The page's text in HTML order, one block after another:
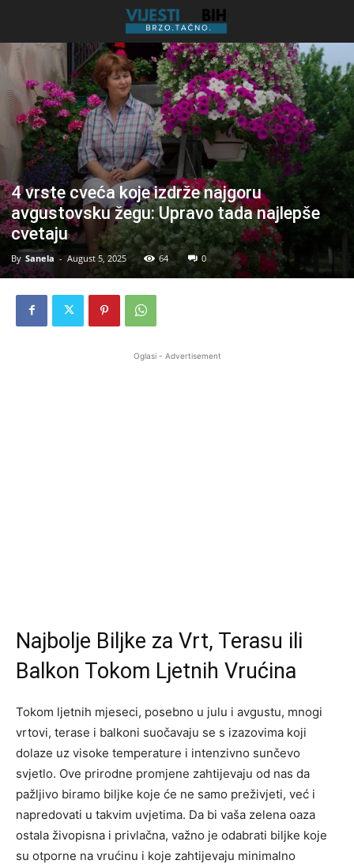
4 vrste cveća koje izdrže najgoru
avgustovsku žegu: Upravo tada najlepše
cvetaju
By Sanela - August 5, 2025 64 0
Oglasi - Advertisement
Najbolje Biljke za Vrt, Terasu ili
Balkon Tokom Ljetnih Vrućina
Tokom ljetnih mjeseci, posebno u julu i avgustu, mnogi
vrtovi, terase i balkoni suočavaju se s izazovima koji
dolaze uz visoke temperature i intenzivno sunčevo
svjetlo. Ove prirodne promjene zahtijevaju od nas da
pažljivo biramo biljke koje će ne samo preživjeti, već i
napredovati u takvim uvjetima. Da bi vaša zelena oaza
ostala živopisna i privlačna, važno je odabrati biljke koje
su otporne na vrućinu i koje zahtijevaju minimalno